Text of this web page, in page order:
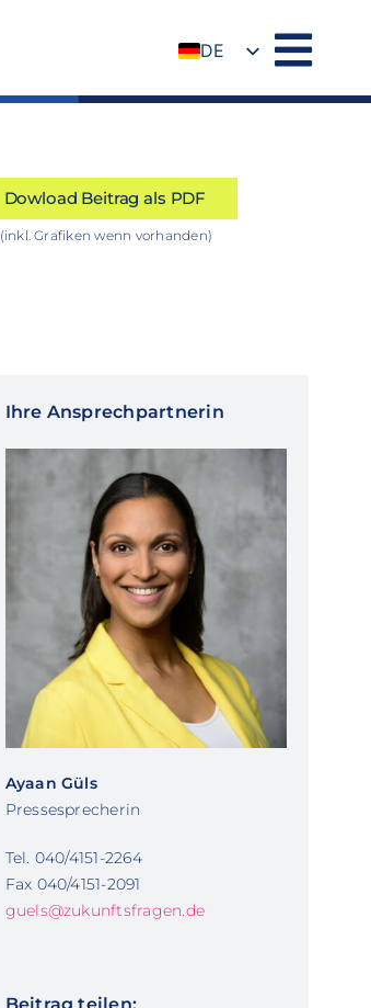
DE
Dowload Beitrag als PDF
(inkl. Grafiken wenn vorhanden)
Ihre Ansprechpartnerin
Ayaan Güls
Pressesprecherin
Tel. 040/4151-2264
Fax 040/4151-2091
guels@zukunftsfragen.de